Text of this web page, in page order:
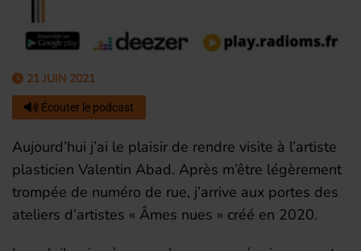
21 JUIN 2021
Écouter le podcast
Aujourd’hui j’ai le plaisir de rendre visite à l’artiste
plasticien Valentin Abad. Après m’être légèrement
trompée de numéro de rue, j’arrive aux portes des
ateliers d’artistes « Âmes nues » créé en 2020.